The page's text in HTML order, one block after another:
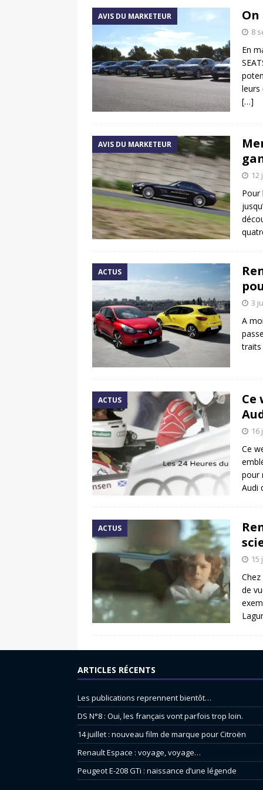
AVIS DU MARKETEUR On
8
En
leurs
[…]
AVIS DU MARKETEUR
12
Pour
ACTUS
3
A
traits
ACTUS
Ce
16
Ce
pour
Audi
ACTUS
15
de
ARTICLES RÉCENTS
Les publications reprennent bientôt…
DS N°8 : Oui, les français vont parfois trop loin.
14 juillet : nouveau film de marque pour Citroën
Renault Espace : voyage, voyage…
Peugeot E-208 GTi : naissance d’une légende